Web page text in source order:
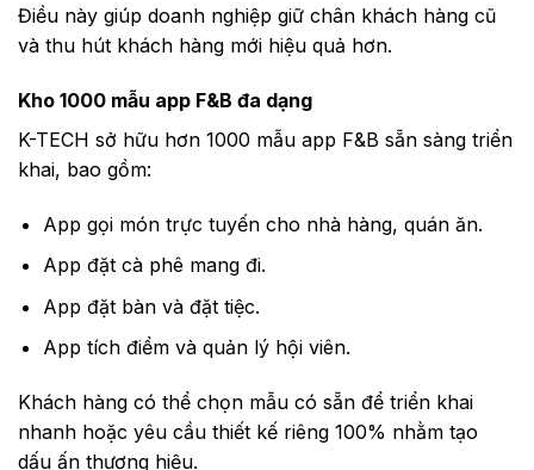
Điều này giúp doanh nghiệp giữ chân khách hàng cũ
và thu hút khách hàng mới hiệu quả hơn.
Kho 1000 mẫu app F&B đa dạng
K-TECH sở hữu hơn 1000 mẫu app F&B sẵn sàng triển
khai, bao gồm:
App gọi món trực tuyến cho nhà hàng, quán ăn.
App đặt cà phê mang đi.
App đặt bàn và đặt tiệc.
App tích điểm và quản lý hội viên.
Khách hàng có thể chọn mẫu có sẵn để triển khai
nhanh hoặc yêu cầu thiết kế riêng 100% nhằm tạo
dấu ấn thương hiệu.